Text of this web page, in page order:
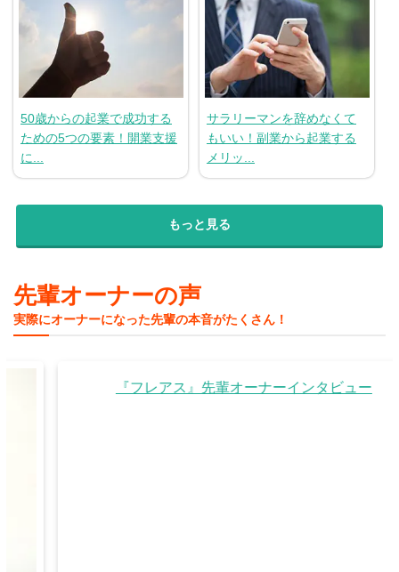
50歳からの起業で成功する
ための5つの要素！開業支援
に...
サラリーマンを辞めなくて
もいい！副業から起業する
メリッ...
もっと見る
先輩オーナーの声
実際にオーナーになった先輩の本音がたくさん！